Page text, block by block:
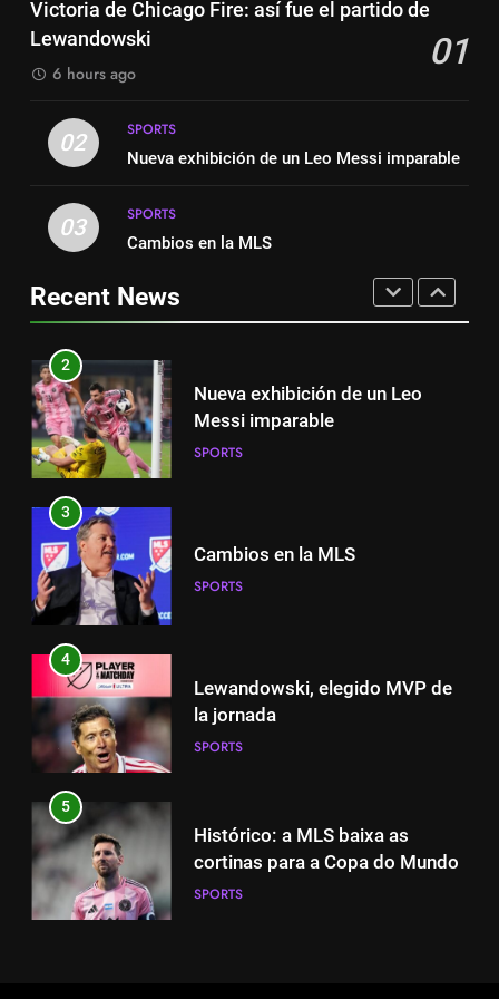
espanhola
el partido de Lewandowski
2
Nueva exhibición de un Leo
3
Cambios en la MLS
4
Lewandowski, elegido MVP de
5
Histórico: a MLS baixa as
cortinas para a Copa do Mundo
6
A lesão sofrida por Leo Messi já
é conhecida
Victoria de Chicago Fire: así fue el partido de
Lewandowski
01
6 hours ago
02
SPORTS
Nueva exhibición de un Leo Messi imparable
03
SPORTS
Cambios en la MLS
Recent News
Suárez
SPORTS
8
SPORTS
1
Victoria de Chicago Fire: así fue
el partido de Lewandowski
2
Nueva exhibición de un Leo
Messi imparable
SPORTS
3
Cambios en la MLS
SPORTS
4
Lewandowski, elegido MVP de
la jornada
SPORTS
5
Histórico: a MLS baixa as
cortinas para a Copa do Mundo
SPORTS